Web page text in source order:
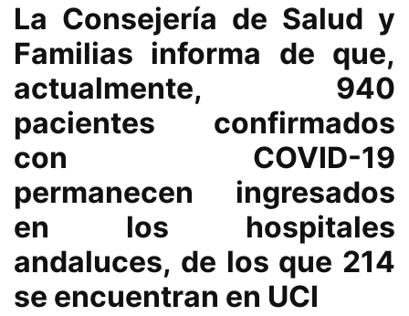
La Consejería de Salud y
Familias informa de que,
actualmente, 940
pacientes confirmados
con COVID-19
permanecen ingresados
en los hospitales
andaluces, de los que 214
se encuentran en UCI